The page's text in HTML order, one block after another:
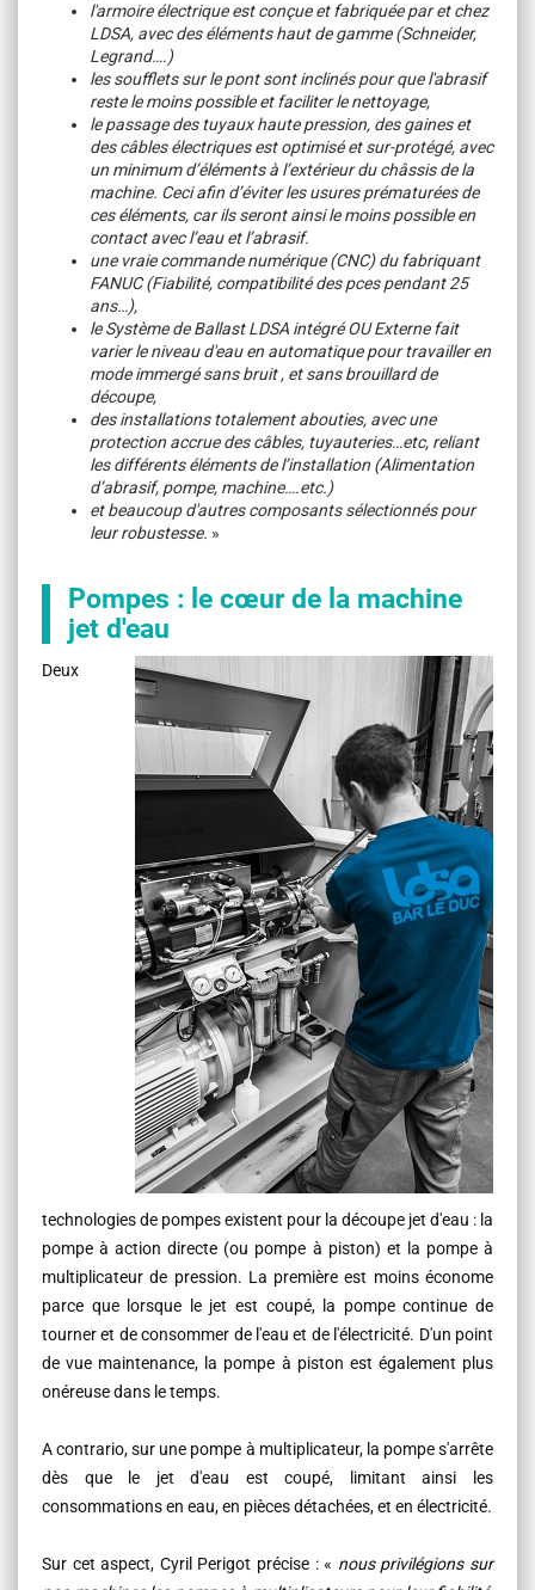
l'armoire électrique est conçue et fabriquée par et chez
LDSA, avec des éléments haut de gamme (Schneider,
Legrand….)
les soufflets sur le pont sont inclinés pour que l'abrasif
reste le moins possible et faciliter le nettoyage,
le passage des tuyaux haute pression, des gaines et
des câbles électriques est optimisé et sur-protégé, avec
un minimum d’éléments à l’extérieur du châssis de la
machine. Ceci afin d’éviter les usures prématurées de
ces éléments, car ils seront ainsi le moins possible en
contact avec l’eau et l’abrasif.
une vraie commande numérique (CNC) du fabriquant
FANUC (Fiabilité, compatibilité des pces pendant 25
ans…),
le Système de Ballast LDSA intégré OU Externe fait
varier le niveau d'eau en automatique pour travailler en
mode immergé sans bruit , et sans brouillard de
découpe,
des installations totalement abouties, avec une
protection accrue des câbles, tuyauteries…etc, reliant
les différents éléments de l’installation (Alimentation
d’abrasif, pompe, machine….etc.)
et beaucoup d'autres composants sélectionnés pour
leur robustesse. »
Pompes : le cœur de la machine
jet d'eau
Deux
technologies de pompes existent pour la découpe jet d'eau : la
pompe à action directe (ou pompe à piston) et la pompe à
multiplicateur de pression. La première est moins économe
parce que lorsque le jet est coupé, la pompe continue de
tourner et de consommer de l'eau et de l'électricité. D'un point
de vue maintenance, la pompe à piston est également plus
onéreuse dans le temps.
A contrario, sur une pompe à multiplicateur, la pompe s'arrête
dès que le jet d'eau est coupé, limitant ainsi les
consommations en eau, en pièces détachées, et en électricité.
Sur cet aspect, Cyril Perigot précise : « nous privilégions sur